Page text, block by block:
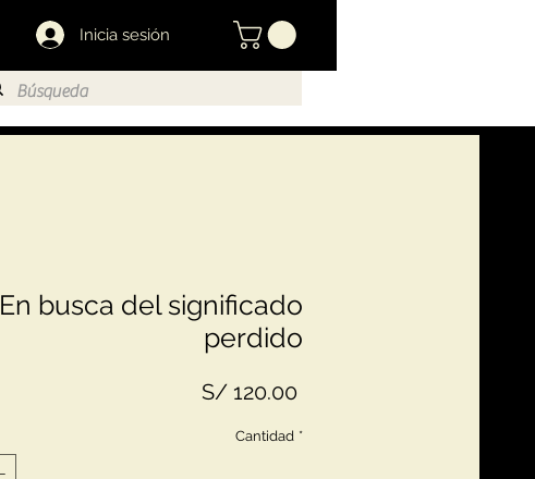
Inicia sesión
En busca del significado
perdido
S/ 120.00Precio
Cantidad *